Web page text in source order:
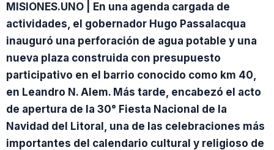
MISIONES.UNO | En una agenda cargada de
actividades, el gobernador Hugo Passalacqua
inauguró una perforación de agua potable y una
nueva plaza construida con presupuesto
participativo en el barrio conocido como km 40,
en Leandro N. Alem. Más tarde, encabezó el acto
de apertura de la 30° Fiesta Nacional de la
Navidad del Litoral, una de las celebraciones más
importantes del calendario cultural y religioso de